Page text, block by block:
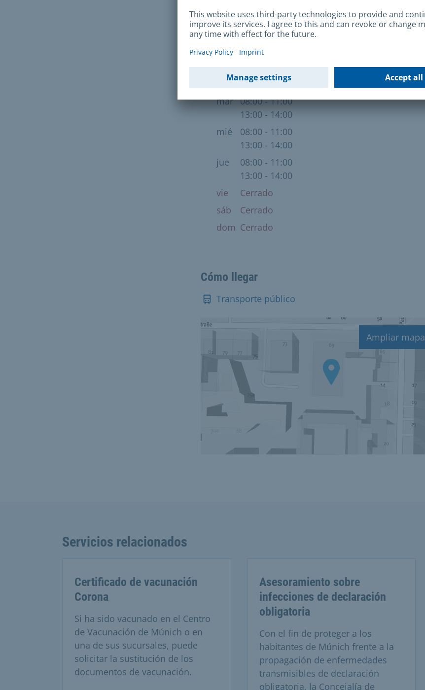
Schwanthalerstraße 69
80336 München
Abierto sáb Cerrado
lun
08:00 - 11:00
13:00 - 14:00
mar 08:00 - 11:00
13:00 - 14:00
mié
08:00 - 11:00
13:00 - 14:00
jue
08:00 - 11:00
13:00 - 14:00
vie
Cerrado
sáb
Cerrado
dom Cerrado
Cómo llegar
Transporte público
Ampliar mapa
Servicios relacionados
Certificado de vacunación
Corona
Si ha sido vacunado en el Centro
de Vacunación de Múnich o en
una de sus sucursales, puede
solicitar la sustitución de los
documentos de vacunación.
Asesoramiento sobre
infecciones de declaración
obligatoria
Con el fin de proteger a los
habitantes de Múnich frente a la
propagación de enfermedades
transmisibles de declaración
obligatoria, la Concejalía de